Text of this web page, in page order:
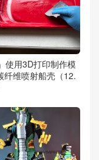
使用3D打印制作模
纤维喷射船壳（12.